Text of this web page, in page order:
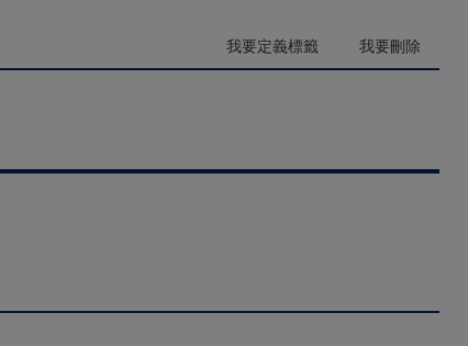
我要定義標籤 我要刪除